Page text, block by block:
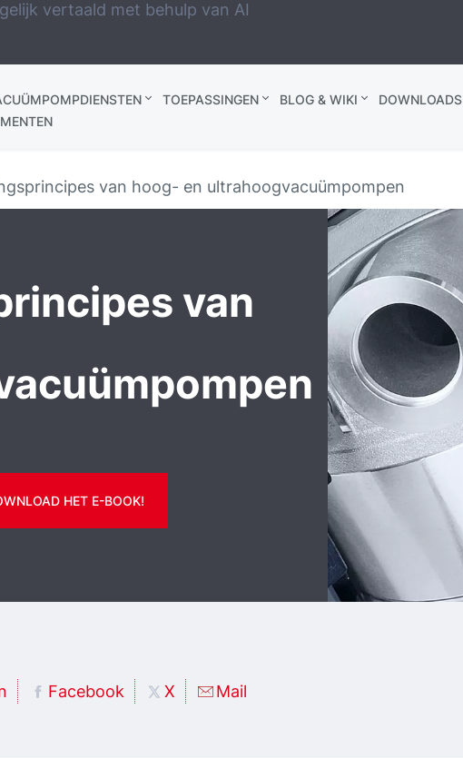
vertaald met behulp van AI
TOEPASSINGEN BLOG & WIKI DOWNLOADS
van hoog- en ultrahoogvacuümpompen
van
HET E-BOOK!
Facebook X Mail